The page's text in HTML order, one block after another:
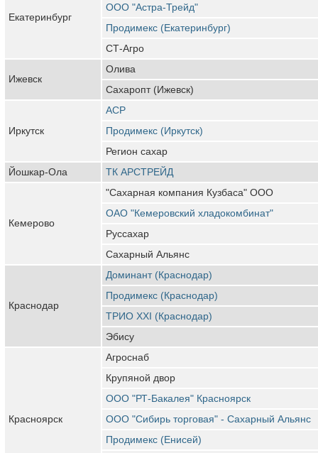
Екатеринбург
ООО "Астра-Трейд"
Продимекс (Екатеринбург)
СТ-Агро
Ижевск
Олива
Сахаропт (Ижевск)
Иркутск
АСР
Продимекс (Иркутск)
Регион сахар
Йошкар-Ола
ТК АРСТРЕЙД
Кемерово
"Сахарная компания Кузбаса" ООО
ОАО "Кемеровский хладокомбинат"
Руссахар
Сахарный Альянс
Краснодар
Доминант (Краснодар)
Продимекс (Краснодар)
ТРИО XXI (Краснодар)
Эбису
Красноярск
Агроснаб
Крупяной двор
ООО "РТ-Бакалея" Красноярск
ООО "Сибирь торговая" - Сахарный Альянс
Продимекс (Енисей)